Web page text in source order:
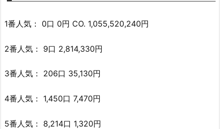
1番人気： 0口 0円 CO. 1,055,520,240円
2番人気： 9口 2,814,330円
3番人気： 206口 35,130円
4番人気： 1,450口 7,470円
5番人気： 8,214口 1,320円